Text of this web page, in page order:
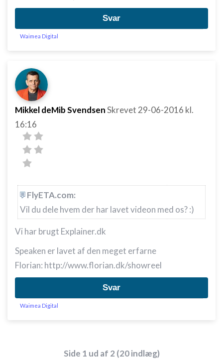
Svar
Waimea Digital
Mikkel deMib SvendsenSkrevet 29-06-2016 kl.
16:16
FlyETA.com:
Vil du dele hvem der har lavet videon med os? :)
Vi har brugt Explainer.dk
Speaken er lavet af den meget erfarne
Florian: http://www.florian.dk/showreel
Svar
Waimea Digital
Side 1 ud af 2 (20 indlæg)